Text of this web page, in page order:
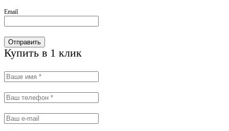
Email
Отправить
Купить в 1 клик